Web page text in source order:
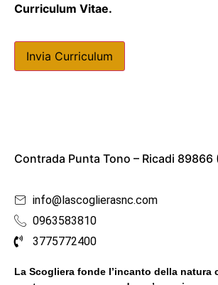
Curriculum Vitae.
Invia Curriculum
Contrada Punta Tono – Ricadi 89866
info@lascoglierasnc.com
0963583810
3775772400
La Scogliera fonde l’incanto della natura